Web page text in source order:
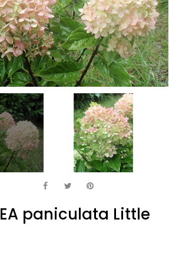
paniculata Little